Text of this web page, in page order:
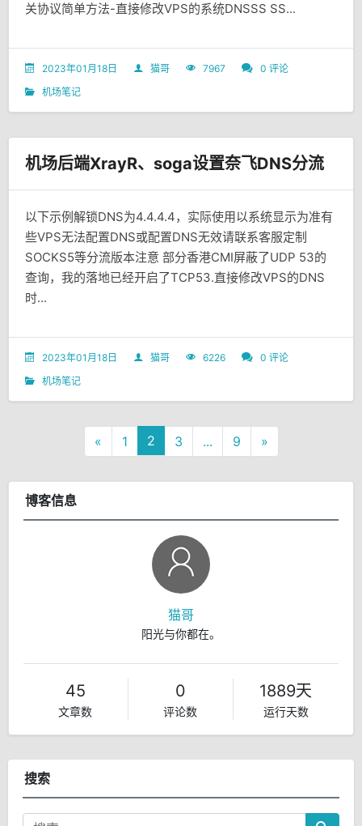
关协议简单方法-直接修改VPS的系统DNSSS SS...
2023年01月18日 猫哥 7967
0 评论
机场笔记
机场后端XrayR、soga设置奈飞DNS分流
以下示例解锁DNS为4.4.4.4，实际使用以系统显示为准有
些VPS无法配置DNS或配置DNS无效请联系客服定制
SOCKS5等分流版本注意 部分香港CMI屏蔽了UDP 53的
查询，我的落地已经开启了TCP53.直接修改VPS的DNS
时...
2023年01月18日 猫哥 6226
0 评论
机场笔记
« 1 2 3 ... 9 »
博客信息
猫哥
阳光与你都在。
45
文章数
0
评论数
1889天
运行天数
搜索